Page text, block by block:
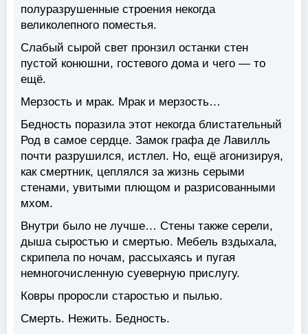
полуразрушенные строения некогда
великолепного поместья.
Слабый сырой свет пронзил останки стен
пустой конюшни, гостевого дома и чего — то
ещё.
Мерзость и мрак. Мрак и мерзость…
Бедность поразила этот некогда блистательный
Род в самое сердце. Замок графа де Лавилль
почти разрушился, истлел. Но, ещё агонизируя,
как смертник, цеплялся за жизнь серыми
стенами, увитыми плющом и разрисованными
мхом.
Внутри было не лучше… Стены также серели,
дыша сыростью и смертью. Мебель вздыхала,
скрипела по ночам, рассыхаясь и пугая
немногочисленную суеверную прислугу.
Ковры проросли старостью и пылью.
Смерть. Нежить. Бедность.